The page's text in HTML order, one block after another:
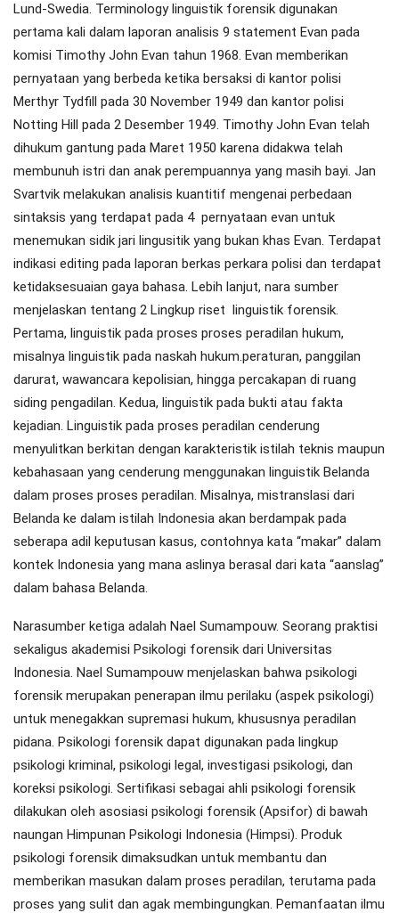
Lund-Swedia. Terminology linguistik forensik digunakan
pertama kali dalam laporan analisis 9 statement Evan pada
komisi Timothy John Evan tahun 1968. Evan memberikan
pernyataan yang berbeda ketika bersaksi di kantor polisi
Merthyr Tydfill pada 30 November 1949 dan kantor polisi
Notting Hill pada 2 Desember 1949. Timothy John Evan telah
dihukum gantung pada Maret 1950 karena didakwa telah
membunuh istri dan anak perempuannya yang masih bayi. Jan
Svartvik melakukan analisis kuantitif mengenai perbedaan
sintaksis yang terdapat pada 4 pernyataan evan untuk
menemukan sidik jari lingusitik yang bukan khas Evan. Terdapat
indikasi editing pada laporan berkas perkara polisi dan terdapat
ketidaksesuaian gaya bahasa. Lebih lanjut, nara sumber
menjelaskan tentang 2 Lingkup riset linguistik forensik.
Pertama, linguistik pada proses proses peradilan hukum,
misalnya linguistik pada naskah hukum.peraturan, panggilan
darurat, wawancara kepolisian, hingga percakapan di ruang
siding pengadilan. Kedua, linguistik pada bukti atau fakta
kejadian. Linguistik pada proses peradilan cenderung
menyulitkan berkitan dengan karakteristik istilah teknis maupun
kebahasaan yang cenderung menggunakan linguistik Belanda
dalam proses proses peradilan. Misalnya, mistranslasi dari
Belanda ke dalam istilah Indonesia akan berdampak pada
seberapa adil keputusan kasus, contohnya kata “makar” dalam
kontek Indonesia yang mana aslinya berasal dari kata “aanslag”
dalam bahasa Belanda.
Narasumber ketiga adalah Nael Sumampouw. Seorang praktisi
sekaligus akademisi Psikologi forensik dari Universitas
Indonesia. Nael Sumampouw menjelaskan bahwa psikologi
forensik merupakan penerapan ilmu perilaku (aspek psikologi)
untuk menegakkan supremasi hukum, khususnya peradilan
pidana. Psikologi forensik dapat digunakan pada lingkup
psikologi kriminal, psikologi legal, investigasi psikologi, dan
koreksi psikologi. Sertifikasi sebagai ahli psikologi forensik
dilakukan oleh asosiasi psikologi forensik (Apsifor) di bawah
naungan Himpunan Psikologi Indonesia (Himpsi). Produk
psikologi forensik dimaksudkan untuk membantu dan
memberikan masukan dalam proses peradilan, terutama pada
proses yang sulit dan agak membingungkan. Pemanfaatan ilmu